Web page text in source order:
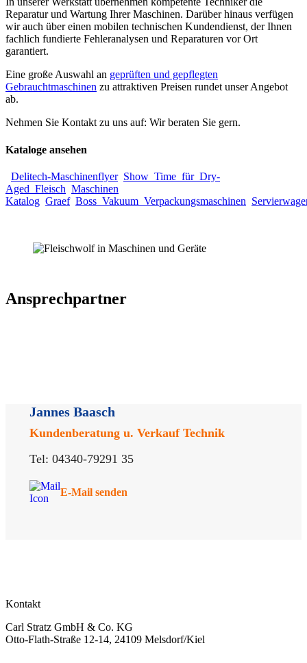
Reparatur und Wartung Ihrer Maschinen. Darüber hinaus verfügen
wir auch über einen mobilen technischen Kundendienst, der Ihnen
fachlich fundierte Fehleranalysen und Reparaturen vor Ort
garantiert.
Eine große Auswahl an geprüften und gepflegten
Gebrauchtmaschinen zu attraktiven Preisen rundet unser Angebot
ab.
Nehmen Sie Kontakt zu uns auf: Wir beraten Sie gern.
Kataloge ansehen
Delitech-Maschinenflyer Show_Time_für_Dry-
Aged_Fleisch Maschinen
Katalog Graef Boss_Vakuum_Verpackungsmaschinen
Ansprechpartner
Jannes Baasch
Kundenberatung u. Verkauf Technik
Tel: 04340-79291 35
E‑Mail senden
Kontakt
Carl Stratz GmbH & Co. KG
Otto-Flath-Straße 12-14, 24109 Melsdorf/Kiel